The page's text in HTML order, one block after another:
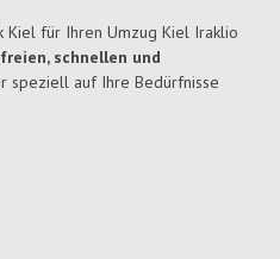
Kiel für Ihren Umzug Kiel Iraklio
schnellen und
speziell auf Ihre Bedürfnisse